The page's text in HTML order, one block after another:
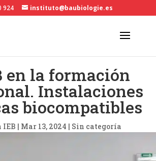
924 instituto@baubiologie.es
en la formación
Instalaciones
biocompatibles
IEB | Mar 13, 2024 | Sin categoría